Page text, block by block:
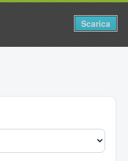
Scarica